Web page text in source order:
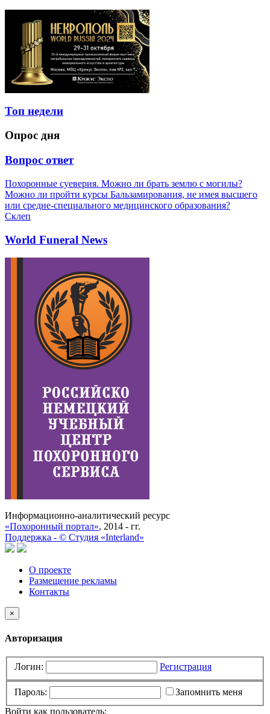
Топ недели
Опрос дня
Вопрос ответ
Похоронные суеверия. Можно ли брать землю с могилы?
Можно ли пройти курсы Бальзамирования, не имея высшего
или средне-специального медицинского образования?
Склеп
World Funeral News
Информационно-аналитический ресурс
«Похоронный портал», 2014 - гг.
Поддержка - © Cтудия «Interland»
О проекте
Размещение рекламы
Контакты
×
Авторизация
Логин: Регистрация
Пароль:
Запомнить меня
Войти как пользователь: